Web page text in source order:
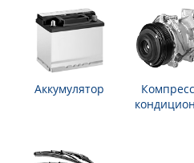
Аккумулятор